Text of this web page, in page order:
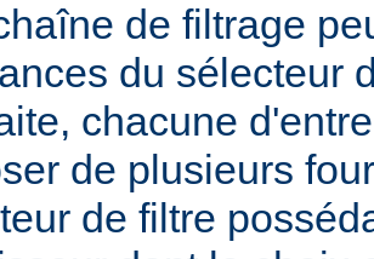
de filtrage
du sélecteur
chacune
de plusieurs
de filtre